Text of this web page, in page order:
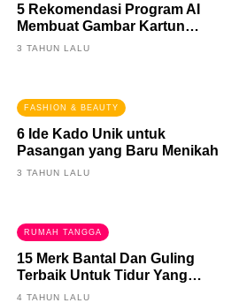
5 Rekomendasi Program AI
Membuat Gambar Kartun
Keren
3 TAHUN LALU
FASHION & BEAUTY
6 Ide Kado Unik untuk
Pasangan yang Baru Menikah
3 TAHUN LALU
RUMAH TANGGA
15 Merk Bantal Dan Guling
Terbaik Untuk Tidur Yang
Berkualitas
4 TAHUN LALU